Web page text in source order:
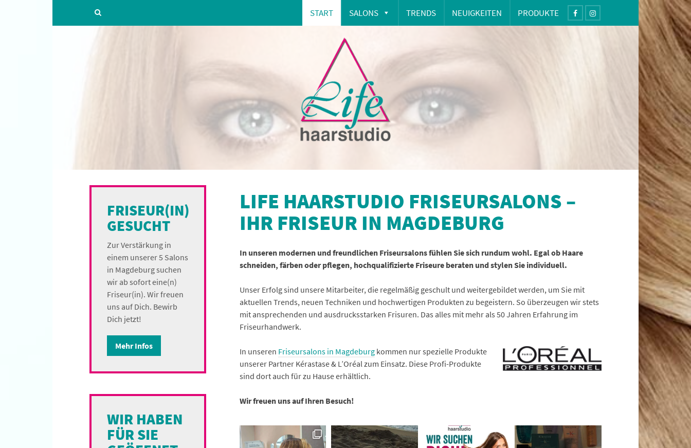
START SALONS TRENDS NEUIGKEITEN PRODUKTE
LIFE HAARSTUDIO FRISEURSALONS –
IHR FRISEUR IN MAGDEBURG
In unseren modernen und freundlichen Friseursalons fühlen Sie sich rundum wohl. Egal ob Haare
schneiden, färben oder pflegen, hochqualifizierte Friseure beraten und stylen Sie individuell.
Unser Erfolg sind unsere Mitarbeiter, die regelmäßig geschult und weitergebildet werden, um Sie mit
aktuellen Trends, neuen Techniken und hochwertigen Produkten zu begeistern. So überzeugen wir stets
mit ansprechenden und ausdrucksstarken Frisuren. Das alles mit mehr als 50 Jahren Erfahrung im
Friseurhandwerk.
In unseren Friseursalons in Magdeburgkommen nur spezielle Produkte
unserer Partner Kérastase & L’Oréal zum Einsatz. Diese Profi-Produkte
sind dort auch für zu Hause erhältlich.
Wir freuen uns auf Ihren Besuch!
FRISEUR(IN)
GESUCHT
Zur Verstärkung in
einem unserer 5 Salons
in Magdeburg suchen
wir ab sofort eine(n)
Friseur(in). Wir freuen
uns auf Dich. Bewirb
Dich jetzt!
Mehr Infos
WIR HABEN
FÜR SIE